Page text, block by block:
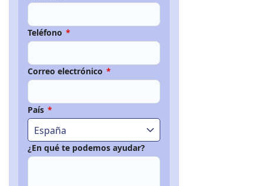
Teléfono *
Correo electrónico *
País *
España
¿En qué te podemos ayudar?